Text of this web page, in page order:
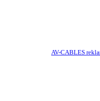
AV-CABLES